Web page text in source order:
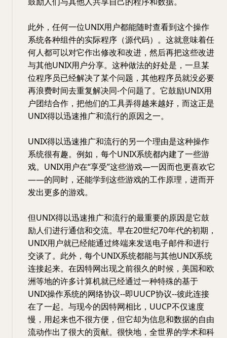
此外，任何一位UNIX用户都能随时查看到这个操作
系统各种组件的实际程序（源代码）。这就意味着任
何人都可以对它作出修改和改进，然后再把这些改进
与其他UNIX用户分享。这种做法的好处是，一旦某
位程序员已经解决了某个问题，其他程序员就没必要
再浪费时间去重复解决同-个问题了。它鼓励UNIX用
户团结合作，把他们的工具弄得越来越好，而这正是
UNIX得以迅速推广和流行的原因之一。
UNIX得以迅速推广和流行的另一个理由是这种操作
系统很有趣。例如，每个UNIX系统都内建了一些游
戏。UNIX用户在“享受”这些游戏—一因而也更喜欢它
——的同时，还能学到这些游戏的工作原理，进而开
发出更多的游戏。
但UNIX得以迅速推广和流行的最重要的原因是它鼓
励人们进行通信和交流。早在20世纪70年代的初期，
UNIX用户就已经能通过终端来发送电子邮件和进行
交谈了。此外，每个UNIX系统都能与其他UNIX系统
连接起来。在因特网出现之前很久的时候，美国和欧
洲等地的许多计算机就已经通过一种特殊的基于
UNIX操作系统的网络协议--即UUCP协议--彼此连接
在了一起。与现今的因特网相比，UUCP不仅速度
慢，用起来也不很方便，但它却为信息和数据的自由
流动作出了很大的贡献。很快地，全世界的学术和科